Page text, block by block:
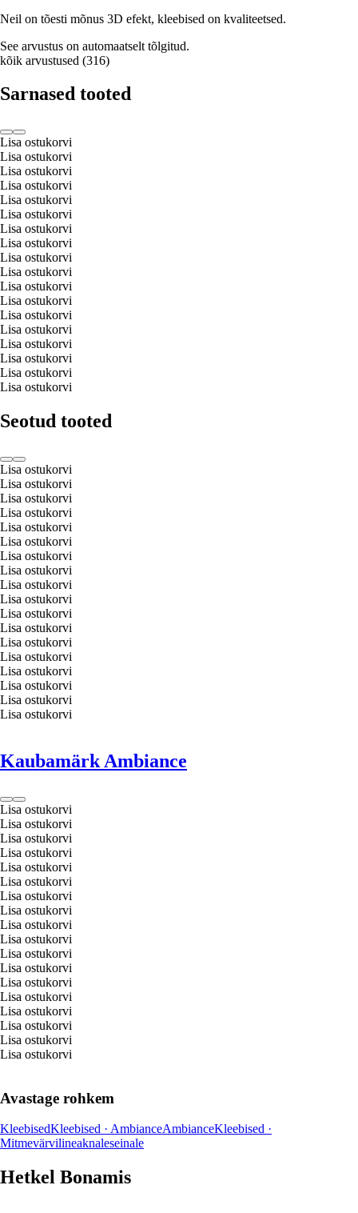
Neil on tõesti mõnus 3D efekt, kleebised on kvaliteetsed.
See arvustus on automaatselt tõlgitud.
kõik arvustused (316)
Sarnased tooted
Lisa ostukorvi
Lisa ostukorvi
Lisa ostukorvi
Lisa ostukorvi
Lisa ostukorvi
Lisa ostukorvi
Lisa ostukorvi
Lisa ostukorvi
Lisa ostukorvi
Lisa ostukorvi
Lisa ostukorvi
Lisa ostukorvi
Lisa ostukorvi
Lisa ostukorvi
Lisa ostukorvi
Lisa ostukorvi
Lisa ostukorvi
Lisa ostukorvi
Seotud tooted
Lisa ostukorvi
Lisa ostukorvi
Lisa ostukorvi
Lisa ostukorvi
Lisa ostukorvi
Lisa ostukorvi
Lisa ostukorvi
Lisa ostukorvi
Lisa ostukorvi
Lisa ostukorvi
Lisa ostukorvi
Lisa ostukorvi
Lisa ostukorvi
Lisa ostukorvi
Lisa ostukorvi
Lisa ostukorvi
Lisa ostukorvi
Lisa ostukorvi
Kaubamärk Ambiance
Lisa ostukorvi
Lisa ostukorvi
Lisa ostukorvi
Lisa ostukorvi
Lisa ostukorvi
Lisa ostukorvi
Lisa ostukorvi
Lisa ostukorvi
Lisa ostukorvi
Lisa ostukorvi
Lisa ostukorvi
Lisa ostukorvi
Lisa ostukorvi
Lisa ostukorvi
Lisa ostukorvi
Lisa ostukorvi
Lisa ostukorvi
Lisa ostukorvi
Avastage rohkem
KleebisedKleebised · AmbianceAmbianceKleebised ·
Mitmevärvilineaknaleseinale
Hetkel Bonamis